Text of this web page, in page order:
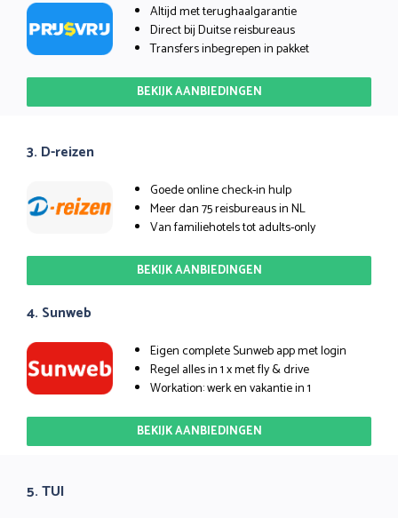
Altijd met terughaalgarantie
Direct bij Duitse reisbureaus
Transfers inbegrepen in pakket
BEKIJK AANBIEDINGEN
3. D-reizen
Goede online check-in hulp
Meer dan 75 reisbureaus in NL
Van familiehotels tot adults-only
BEKIJK AANBIEDINGEN
4. Sunweb
Eigen complete Sunweb app met login
Regel alles in 1 x met fly & drive
Workation: werk en vakantie in 1
BEKIJK AANBIEDINGEN
5. TUI